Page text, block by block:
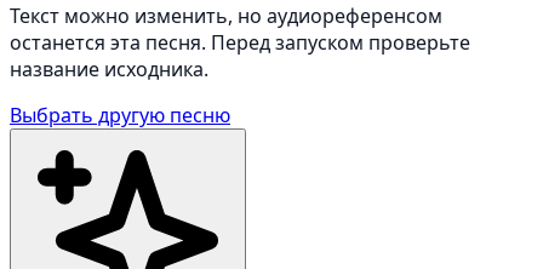
Текст можно изменить, но аудиореференсом
останется эта песня. Перед запуском проверьте
название исходника.
Выбрать другую песню